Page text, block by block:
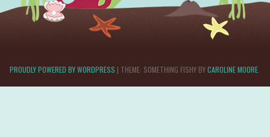
PROUDLY POWERED BY WORDPRESS | THEME: SOMETHING FISHY BYCAROLINE MOORE